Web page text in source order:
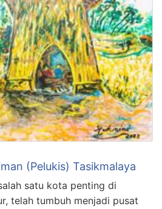
(Pelukis) Tasikmalaya
satu kota penting di
telah tumbuh menjadi pusat